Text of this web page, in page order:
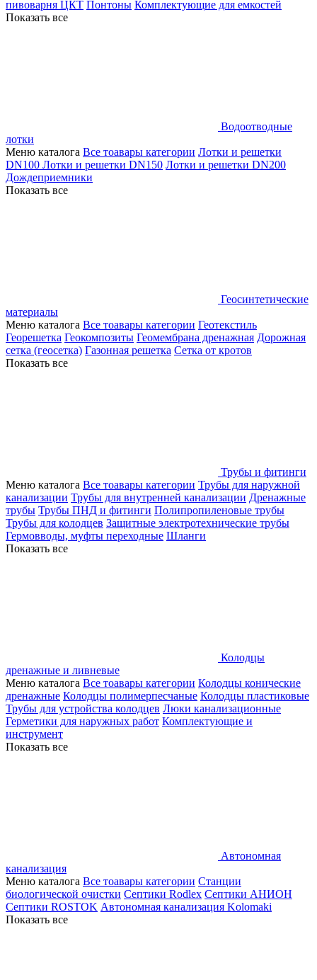
пивоварня ЦКТ Понтоны Комплектующие для емкостей
Показать все
Водоотводные
лотки
Меню каталога Все тоавары категории Лотки и решетки
DN100 Лотки и решетки DN150 Лотки и решетки DN200
Дождеприемники
Показать все
Геосинтетические
материалы
Меню каталога Все тоавары категории Геотекстиль
Георешетка Геокомпозиты Геомембрана дренажная Дорожная
сетка (геосетка) Газонная решетка Сетка от кротов
Показать все
Трубы и фитинги
Меню каталога Все тоавары категории Трубы для наружной
канализации Трубы для внутренней канализации Дренажные
трубы Трубы ПНД и фитинги Полипропиленовые трубы
Трубы для колодцев Защитные электротехнические трубы
Гермовводы, муфты переходные Шланги
Показать все
Колодцы
дренажные и ливневые
Меню каталога Все тоавары категории Колодцы конические
дренажные Колодцы полимерпесчаные Колодцы пластиковые
Трубы для устройства колодцев Люки канализационные
Герметики для наружных работ Комплектующие и
инструмент
Показать все
Автономная
канализация
Меню каталога Все тоавары категории Станции
биологической очистки Септики Rodlex Септики АНИОН
Септики ROSTOK Автономная канализация Kolomaki
Показать все